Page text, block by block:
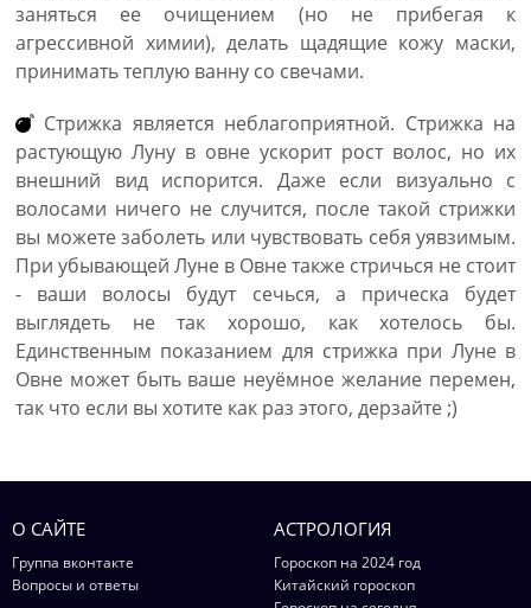
заняться ее очищением (но не прибегая к
агрессивной химии), делать щадящие кожу маски,
принимать теплую ванну со свечами.
Стрижка является неблагоприятной. Стрижка на
растующую Луну в овне ускорит рост волос, но их
внешний вид испорится. Даже если визуально с
волосами ничего не случится, после такой стрижки
вы можете заболеть или чувствовать себя уявзимым.
При убывающей Луне в Овне также стричься не стоит
- ваши волосы будут сечься, а прическа будет
выглядеть не так хорошо, как хотелось бы.
Единственным показанием для стрижка при Луне в
Овне может быть ваше неуёмное желание перемен,
так что если вы хотите как раз этого, дерзайте ;)
О САЙТЕ
Группа вконтакте
Вопросы и ответы
АСТРОЛОГИЯ
Гороскоп на 2024 год
Китайский гороскоп